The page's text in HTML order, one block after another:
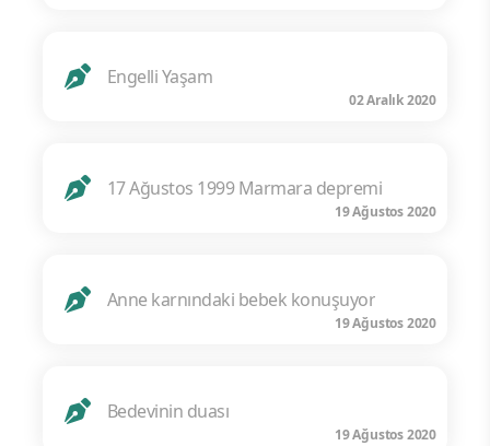
Engelli Yaşam
02 Aralık 2020
17 Ağustos 1999 Marmara depremi
19 Ağustos 2020
Anne karnındaki bebek konuşuyor
19 Ağustos 2020
Bedevinin duası
19 Ağustos 2020